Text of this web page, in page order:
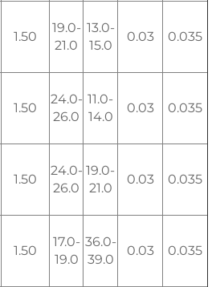
1.50
19.0-
21.0
13.0-
15.0
0.03 0.035
1.50
24.0-
26.0
11.0-
14.0
0.03 0.035
1.50
24.0-
26.0
19.0-
21.0
0.03 0.035
1.50
17.0-
19.0
36.0-
39.0
0.03 0.035